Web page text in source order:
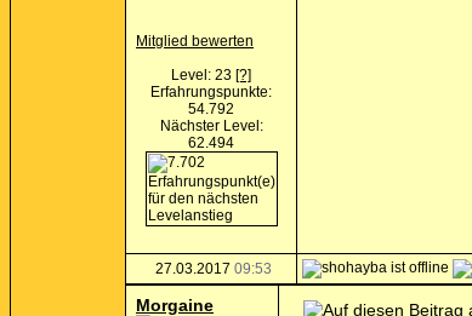
Mitglied bewerten
Level: 23 [?]
Erfahrungspunkte:
54.792
Nächster Level:
62.494
27.03.2017 09:53
Morgaine